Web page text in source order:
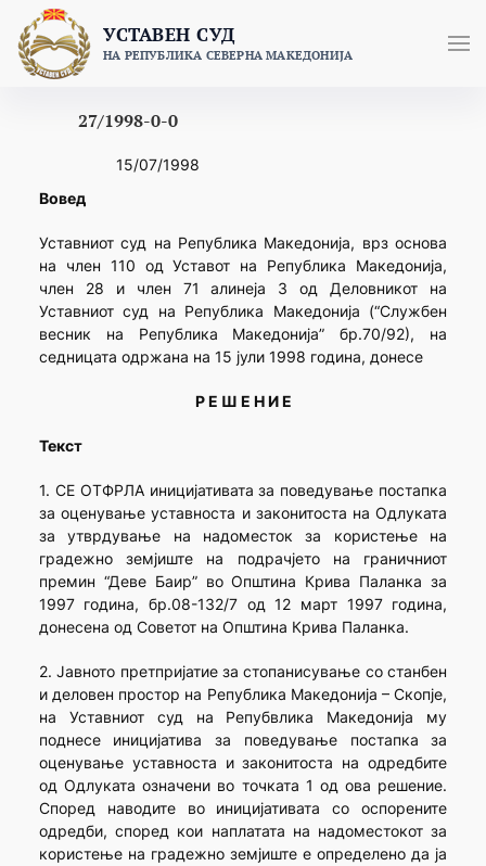
content
УСТАВЕН СУД
НА РЕПУБЛИКА СЕВЕРНА МАКЕДОНИЈА
27/1998-0-0
15/07/1998
Вовед
Уставниот суд на Република Македонија, врз основа
на член 110 од Уставот на Република Македонија,
член 28 и член 71 алинеја 3 од Деловникот на
Уставниот суд на Република Македонија (“Службен
весник на Република Македонија” бр.70/92), на
седницата одржана на 15 јули 1998 година, донесе
Р Е Ш Е Н И Е
Текст
1. СЕ ОТФРЛА иницијативата за поведување постапка
за оценување уставноста и законитоста на Одлуката
за утврдување на надоместок за користење на
градежно земјиште на подрачјето на граничниот
премин “Деве Баир” во Општина Крива Паланка за
1997 година, бр.08-132/7 од 12 март 1997 година,
донесена од Советот на Општина Крива Паланка.
2. Јавното претпријатие за стопанисување со станбен
и деловен простор на Република Македонија – Скопје,
на Уставниот суд на Репубвлика Македонија му
поднесе иницијатива за поведување постапка за
оценување уставноста и законитоста на одредбите
од Одлуката означени во точката 1 од ова решение.
Според наводите во иницијативата со оспорените
одредби, според кои наплатата на надоместокот за
користење на градежно земјиште е определено да ја